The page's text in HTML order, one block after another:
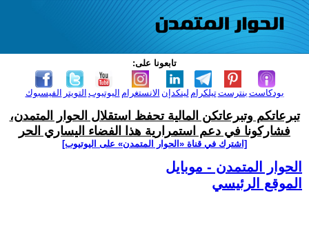
تابعونا على:
الفيسبوك التويتر اليوتيوب الانستغرام لينكدإن تيلكرامبنترست بودكاست
تبرعاتكم وتبرعاتكن المالية تحفظ استقلال الحوار المتمدن،
فشاركونا في دعم استمرارية هذا الفضاء اليساري الحر
[اشترك في قناة ‫«الحوار المتمدن» على اليوتيوب]
الحوار المتمدن - موبايل
الموقع الرئيسي